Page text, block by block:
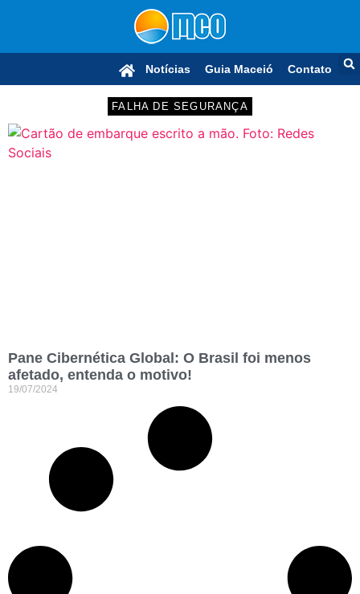
Notícias Guia Maceió Contato
FALHA DE SEGURANÇA
Pane Cibernética Global: O Brasil foi menos
afetado, entenda o motivo!
19/07/2024